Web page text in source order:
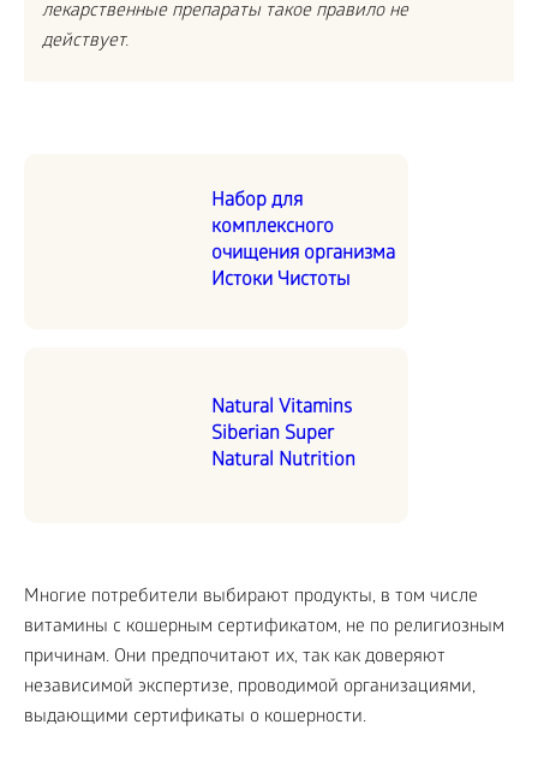
лекарственные препараты такое правило не
действует.
Набор для
комплексного
очищения организма
Истоки Чистоты
Natural Vitamins
Siberian Super
Natural Nutrition
Многие потребители выбирают продукты, в том числе
витамины с кошерным сертификатом, не по религиозным
причинам. Они предпочитают их, так как доверяют
независимой экспертизе, проводимой организациями,
выдающими сертификаты о кошерности.